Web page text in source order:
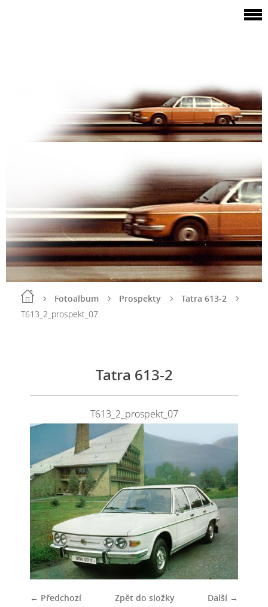
Fotoalbum Prospekty
Tatra 613-2
T613_2_prospekt_07
Tatra 613-2
T613_2_prospekt_07
← Předchozí Další →
Zpět do složky